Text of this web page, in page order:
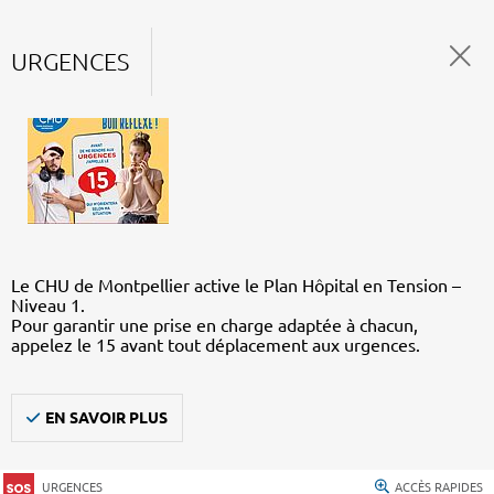
URGENCES
Le CHU de Montpellier active le Plan Hôpital en Tension –
Niveau 1.
Pour garantir une prise en charge adaptée à chacun,
appelez le 15 avant tout déplacement aux urgences.
EN SAVOIR PLUS
URGENCES ACCÈS RAPIDES